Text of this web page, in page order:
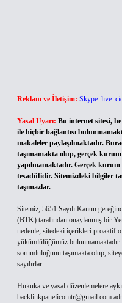
Reklam ve İletişim: Skype:
Yasal Uyarı: Bu internet sitesi,
ile hiçbir bağlantısı
makaleler paylaşılmaktadır.
taşımamakta olup, gerçek
yapılmamaktadır. Gerçek
tesadüfidir. Sitemizdeki bilgiler
taşımazlar.
Sitemiz, 5651 Sayılı Kanun
(BTK) tarafından onaylanmış bir
nedenle, sitedeki içerikleri proaktif
yükümlülüğümüz
sorumluluğunu taşımakta olup,
sayılırlar.
Hukuka ve yasal düzenlemelere
backlinkpanelicomtr@gmail.com